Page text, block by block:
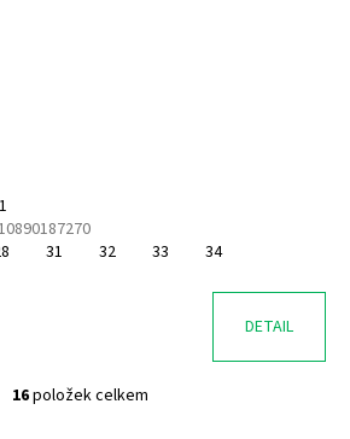
31 32 33 34
DETAIL
O
16položek celkem